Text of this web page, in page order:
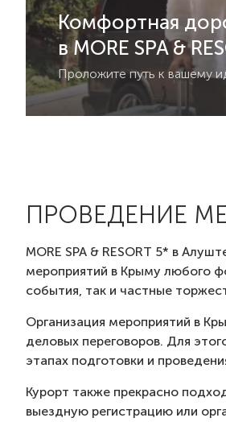
Комфортная
в MORE SPA &
Проложите путь к вашему
ПРОВЕДЕНИЕ
MORE SPA & RESORT 5* в
мероприятий в Крыму любого
события, так и частные
Организация мероприятий в
деловых переговоров. Для
этапах подготовки и
Курорт также прекрасно
выездную регистрацию или